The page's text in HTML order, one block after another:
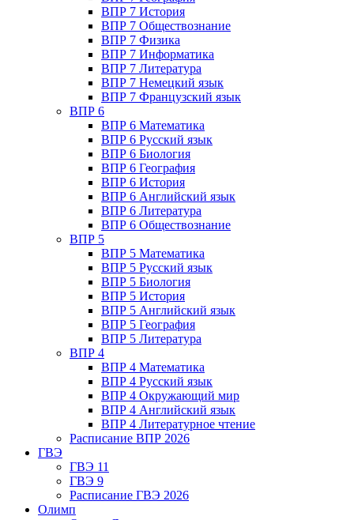
ВПР 7 История
ВПР 7 Обществознание
ВПР 7 Физика
ВПР 7 Информатика
ВПР 7 Литература
ВПР 7 Немецкий язык
ВПР 7 Французский язык
ВПР 6
ВПР 6 Математика
ВПР 6 Русский язык
ВПР 6 Биология
ВПР 6 География
ВПР 6 История
ВПР 6 Английский язык
ВПР 6 Литература
ВПР 6 Обществознание
ВПР 5
ВПР 5 Математика
ВПР 5 Русский язык
ВПР 5 Биология
ВПР 5 История
ВПР 5 Английский язык
ВПР 5 География
ВПР 5 Литература
ВПР 4
ВПР 4 Математика
ВПР 4 Русский язык
ВПР 4 Окружающий мир
ВПР 4 Английский язык
ВПР 4 Литературное чтение
Расписание ВПР 2026
ГВЭ
ГВЭ 11
ГВЭ 9
Расписание ГВЭ 2026
Олимп